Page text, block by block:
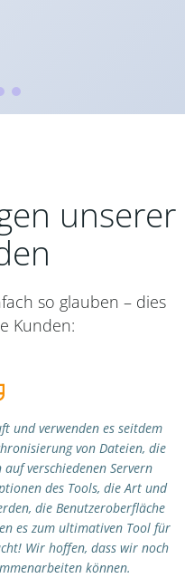
unserer
so glauben – dies
Kunden:
und verwenden es seitdem
von Dateien, die
verschiedenen Servern
des Tools, die Art und
die Benutzeroberfläche
es zum ultimativen Tool für
Wir hoffen, dass wir noch
können.